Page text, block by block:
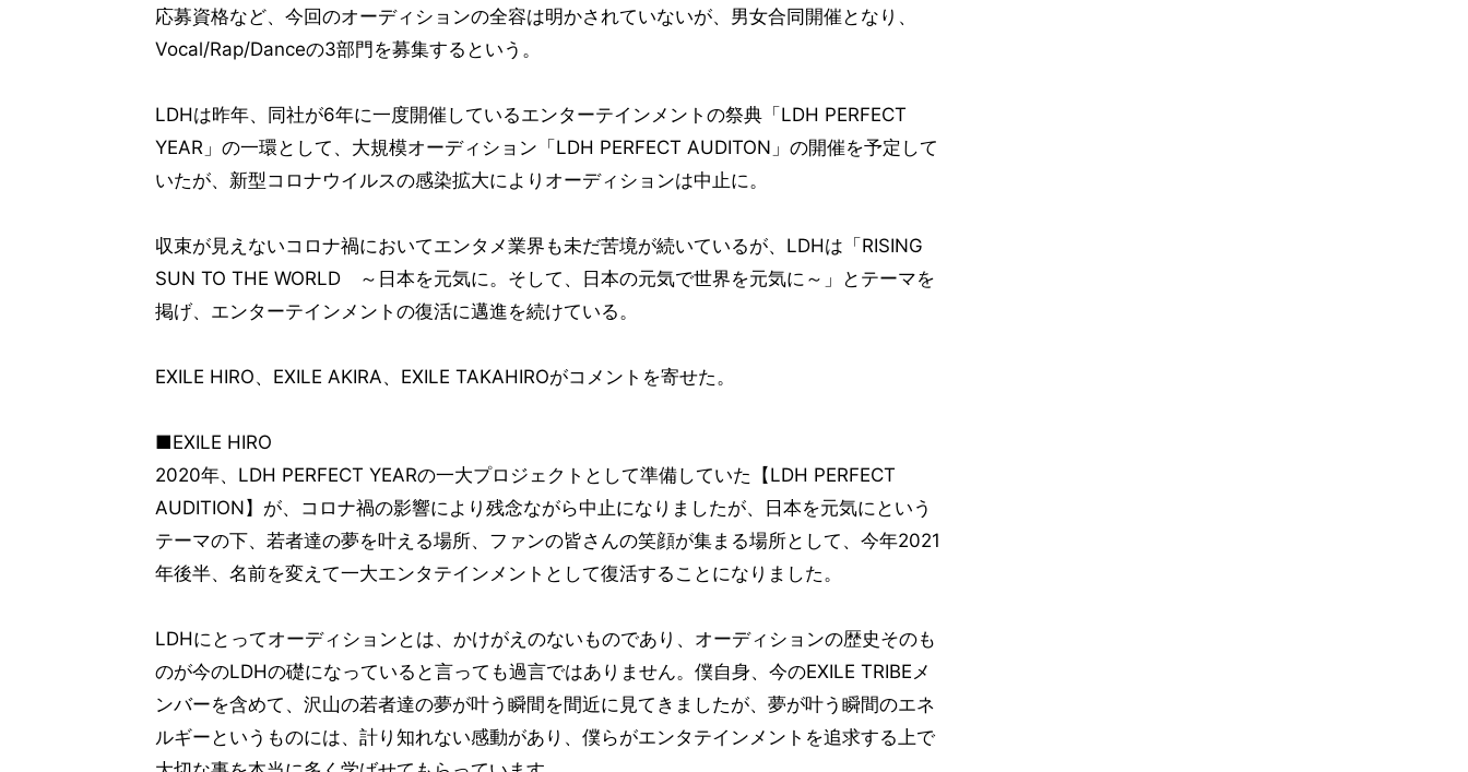
応募資格など、今回のオーディションの全容は明かされていないが、男女合同開催となり、
Vocal/Rap/Danceの3部門を募集するという。
LDHは昨年、同社が6年に一度開催しているエンターテインメントの祭典「LDH PERFECT
YEAR」の一環として、大規模オーディション「LDH PERFECT AUDITON」の開催を予定して
いたが、新型コロナウイルスの感染拡大によりオーディションは中止に。
収束が見えないコロナ禍においてエンタメ業界も未だ苦境が続いているが、LDHは「RISING
SUN TO THE WORLD ～日本を元気に。そして、日本の元気で世界を元気に～」とテーマを
掲げ、エンターテインメントの復活に邁進を続けている。
EXILE HIRO、EXILE AKIRA、EXILE TAKAHIROがコメントを寄せた。
■EXILE HIRO
2020年、LDH PERFECT YEARの一大プロジェクトとして準備していた【LDH PERFECT
AUDITION】が、コロナ禍の影響により残念ながら中止になりましたが、日本を元気にという
テーマの下、若者達の夢を叶える場所、ファンの皆さんの笑顔が集まる場所として、今年2021
年後半、名前を変えて一大エンタテインメントとして復活することになりました。
LDHにとってオーディションとは、かけがえのないものであり、オーディションの歴史そのも
のが今のLDHの礎になっていると言っても過言ではありません。僕自身、今のEXILE TRIBEメ
ンバーを含めて、沢山の若者達の夢が叶う瞬間を間近に見てきましたが、夢が叶う瞬間のエネ
ルギーというものには、計り知れない感動があり、僕らがエンタテインメントを追求する上で